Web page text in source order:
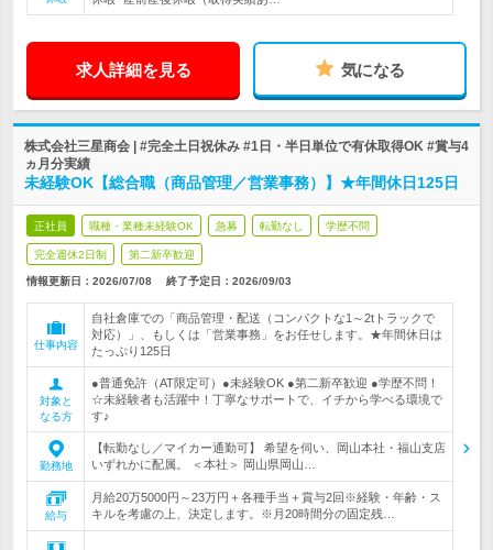
求人詳細を見る 気になる
株式会社三星商会 | #完全土日祝休み #1日・半日単位で有休取得OK #賞与4
ヵ月分実績
未経験OK【総合職（商品管理／営業事務）】★年間休日125日
正社員 職種・業種未経験OK 急募 転勤なし 学歴不問
完全週休2日制 第二新卒歓迎
情報更新日：2026/07/08 終了予定日： 2026/09/03
仕事内容
自社倉庫での「商品管理・配送（コンパクトな1～2tトラックで
対応）」、もしくは「営業事務」をお任せします。★年間休日は
たっぷり125日
対象と
なる方
●普通免許（AT限定可）●未経験OK ●第二新卒歓迎 ●学歴不問！
☆未経験者も活躍中！丁寧なサポートで、イチから学べる環境で
す♪
勤務地
【転勤なし／マイカー通勤可】 希望を伺い、岡山本社・福山支店
いずれかに配属。 ＜本社＞ 岡山県岡山…
給与
月給20万5000円～23万円＋各種手当＋賞与2回※経験・年齢・ス
キルを考慮の上、決定します。※月20時間分の固定残…